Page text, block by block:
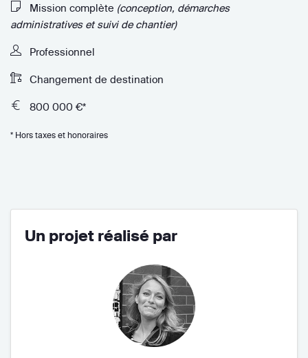
Mission complète (conception, démarches
administratives et suivi de chantier)
Professionnel
Changement de destination
800 000 €*
* Hors taxes et honoraires
Un projet réalisé par